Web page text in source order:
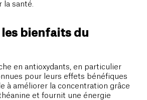
santé.
bienfaits du
en antioxydants, en particulier
pour leurs effets bénéfiques
à améliorer la concentration grâce
et fournit une énergie